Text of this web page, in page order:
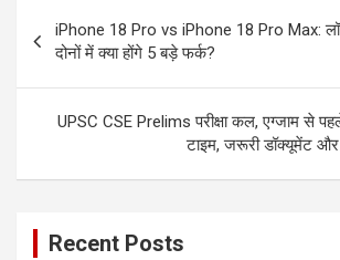
navigation
iPhone 18 Pro vs iPhone 18 Pro Max:
दोनों में क्या होंगे 5 बड़े फर्क?
UPSC CSE Prelims परीक्षा कल, एग्जाम से
टाइम, जरूरी डॉक्यूमेंट
Recent Posts